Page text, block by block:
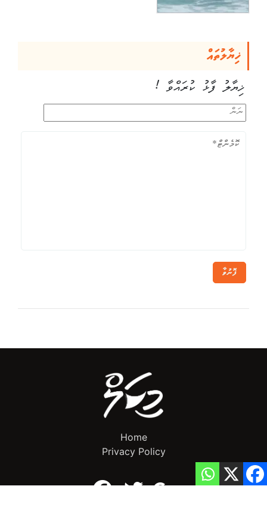
ޚިޔާލުތައް
ޚިޔާލު ފާޅު ކުރައްވާ !
ފޮނުވާ
Home
Privacy Policy